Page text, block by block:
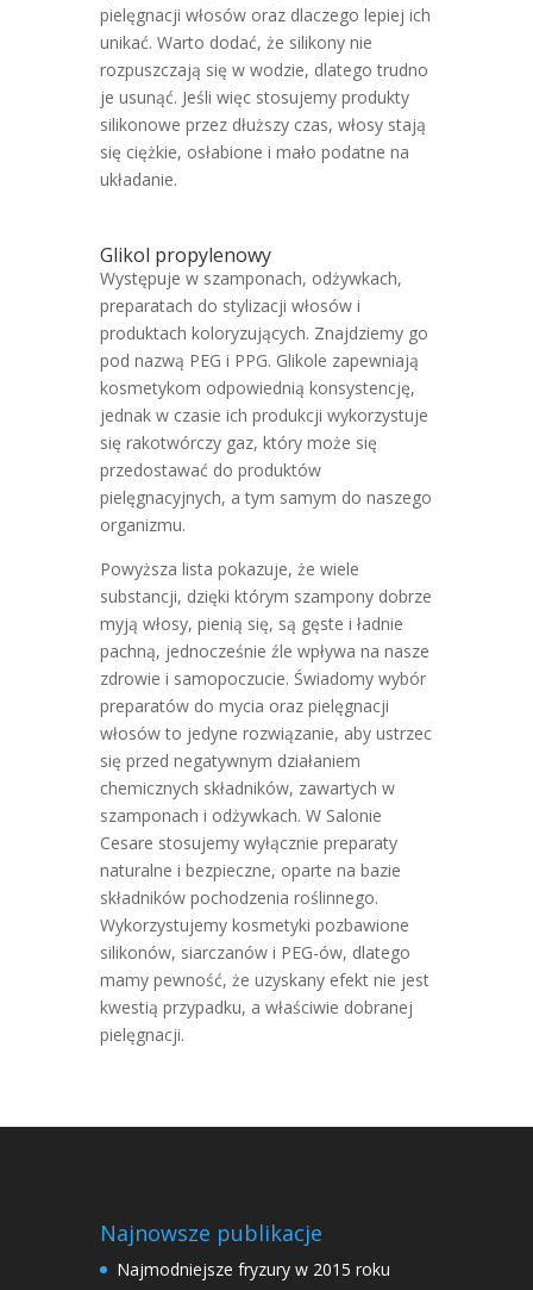
pielęgnacji włosów oraz dlaczego lepiej ich
unikać. Warto dodać, że silikony nie
rozpuszczają się w wodzie, dlatego trudno
je usunąć. Jeśli więc stosujemy produkty
silikonowe przez dłuższy czas, włosy stają
się ciężkie, osłabione i mało podatne na
układanie.
Glikol propylenowy
Występuje w szamponach, odżywkach,
preparatach do stylizacji włosów i
produktach koloryzujących. Znajdziemy go
pod nazwą PEG i PPG. Glikole zapewniają
kosmetykom odpowiednią konsystencję,
jednak w czasie ich produkcji wykorzystuje
się rakotwórczy gaz, który może się
przedostawać do produktów
pielęgnacyjnych, a tym samym do naszego
organizmu.
Powyższa lista pokazuje, że wiele
substancji, dzięki którym szampony dobrze
myją włosy, pienią się, są gęste i ładnie
pachną, jednocześnie źle wpływa na nasze
zdrowie i samopoczucie. Świadomy wybór
preparatów do mycia oraz pielęgnacji
włosów to jedyne rozwiązanie, aby ustrzec
się przed negatywnym działaniem
chemicznych składników, zawartych w
szamponach i odżywkach. W Salonie
Cesare stosujemy wyłącznie preparaty
naturalne i bezpieczne, oparte na bazie
składników pochodzenia roślinnego.
Wykorzystujemy kosmetyki pozbawione
silikonów, siarczanów i PEG-ów, dlatego
mamy pewność, że uzyskany efekt nie jest
kwestią przypadku, a właściwie dobranej
pielęgnacji.
Najnowsze publikacje
Najmodniejsze fryzury w 2015 roku